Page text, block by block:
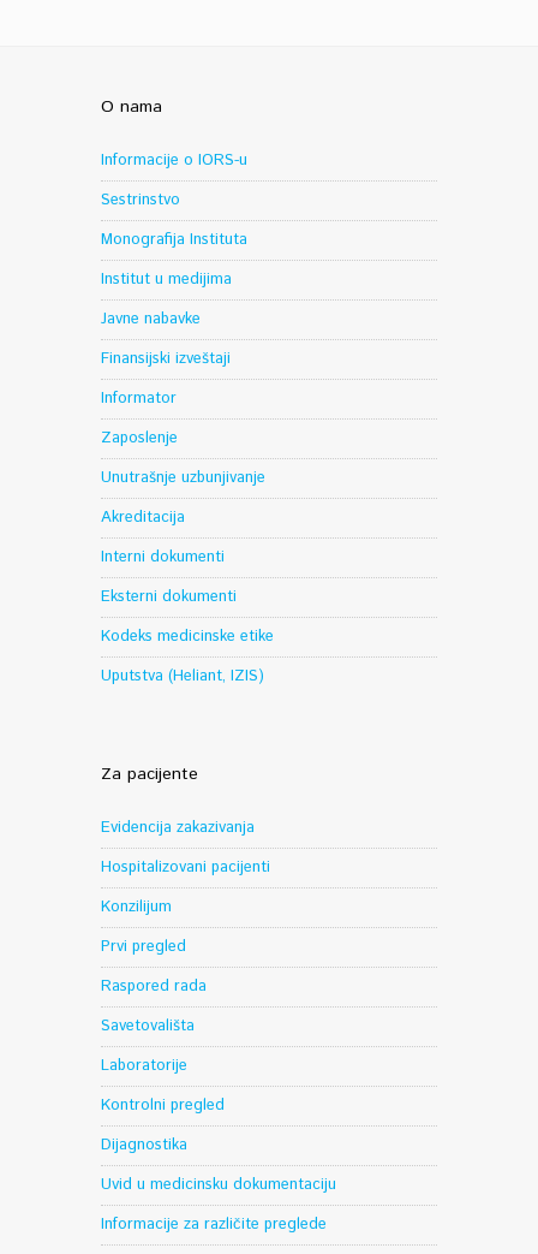
O nama
Informacije o IORS-u
Sestrinstvo
Monografija Instituta
Institut u medijima
Javne nabavke
Finansijski izveštaji
Informator
Zaposlenje
Unutrašnje uzbunjivanje
Akreditacija
Interni dokumenti
Eksterni dokumenti
Kodeks medicinske etike
Uputstva (Heliant, IZIS)
Za pacijente
Evidencija zakazivanja
Hospitalizovani pacijenti
Konzilijum
Prvi pregled
Raspored rada
Savetovališta
Laboratorije
Kontrolni pregled
Dijagnostika
Uvid u medicinsku dokumentaciju
Informacije za različite preglede